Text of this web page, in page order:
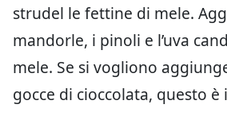
strudel le fettine di mele.
mandorle, i pinoli e l’uva
mele. Se si vogliono
gocce di cioccolata, questo